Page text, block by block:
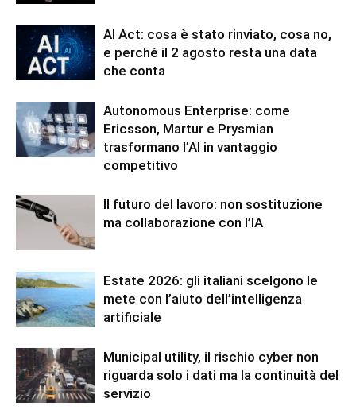
AI Act: cosa è stato rinviato, cosa no,
e perché il 2 agosto resta una data
che conta
Autonomous Enterprise: come
Ericsson, Martur e Prysmian
trasformano l’AI in vantaggio
competitivo
Il futuro del lavoro: non sostituzione
ma collaborazione con l’IA
Estate 2026: gli italiani scelgono le
mete con l’aiuto dell’intelligenza
artificiale
Municipal utility, il rischio cyber non
riguarda solo i dati ma la continuità del
servizio